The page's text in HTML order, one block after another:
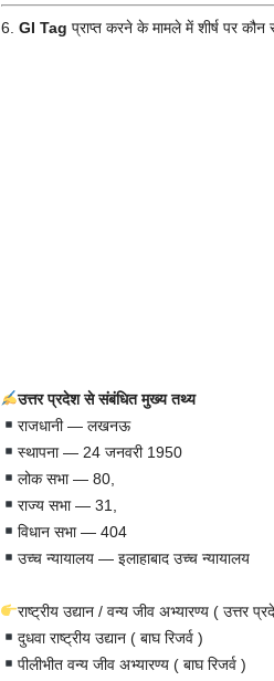
6. GI Tag प्राप्त करने के मामले में शीर्ष पर कौन
उत्तर प्रदेश से संबंधित मुख्य तथ्य
राजधानी — लखनऊ
स्थापना — 24 जनवरी 1950
लोक सभा — 80,
राज्य सभा — 31,
विधान सभा — 404
उच्च न्यायालय — इलाहाबाद उच्च न्यायालय
राष्ट्रीय उद्यान / वन्य जीव अभ्यारण्य ( उत्तर
दुधवा राष्ट्रीय उद्यान ( बाघ रिजर्व )
पीलीभीत वन्य जीव अभ्यारण्य ( बाघ रिजर्व )